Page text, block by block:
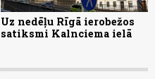
Uz nedēļu Rīgā ierobežos
satiksmi Kalnciema ielā